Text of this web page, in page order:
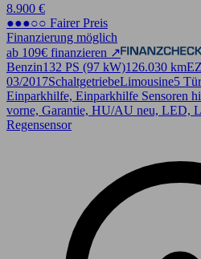
8.900 €
●●●○○ Fairer Preis
Finanzierung möglich
ab 109€ finanzieren ↗
Benzin132 PS (97 kW)126.030 kmEZ
03/2017SchaltgetriebeLimousine5
Einparkhilfe, Einparkhilfe Sensoren
vorne, Garantie, HU/AU neu, LED,
Regensensor